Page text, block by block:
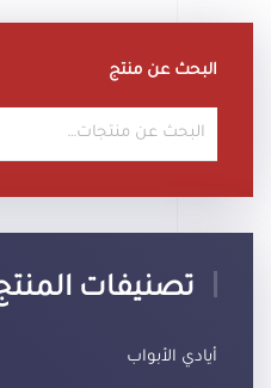
البحث عن منتج
البحث
تصنيفات
أيادي الأبواب